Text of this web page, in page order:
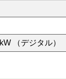
（デジタル）